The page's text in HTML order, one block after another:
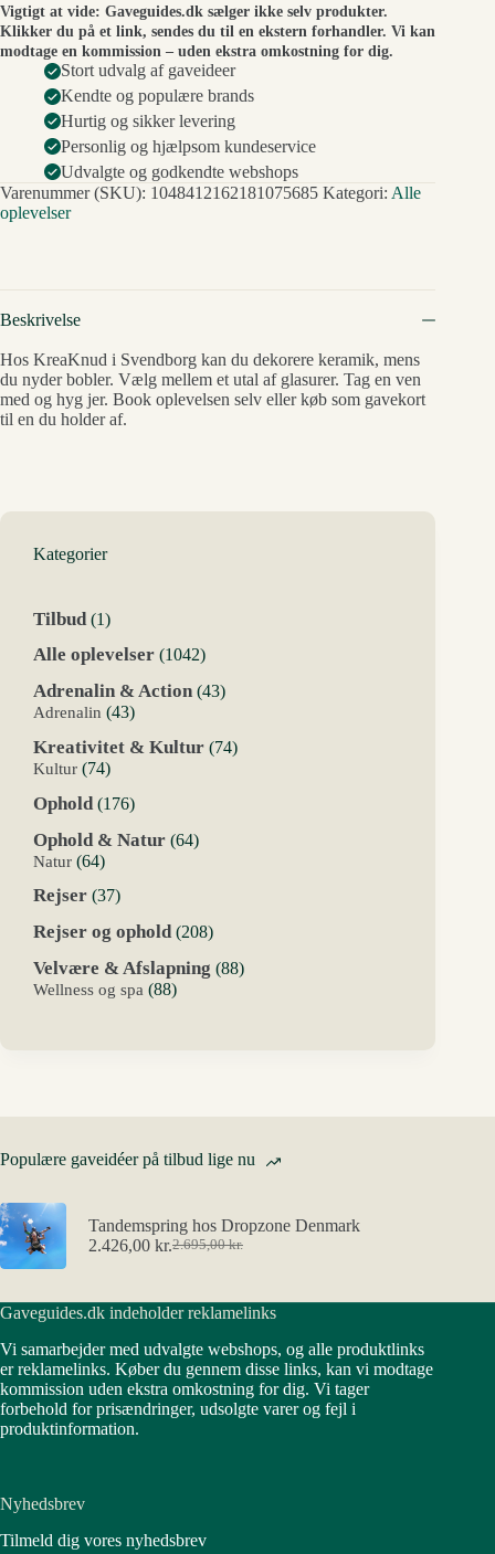
Vigtigt at vide: Gaveguides.dk sælger ikke selv produkter.
Klikker du på et link, sendes du til en ekstern forhandler. Vi kan
modtage en kommission – uden ekstra omkostning for dig.
Stort udvalg af gaveideer
Kendte og populære brands
Hurtig og sikker levering
Personlig og hjælpsom kundeservice
Udvalgte og godkendte webshops
Varenummer (SKU): 1048412162181075685 Kategori: Alle
oplevelser
Beskrivelse
Hos KreaKnud i Svendborg kan du dekorere keramik, mens
du nyder bobler. Vælg mellem et utal af glasurer. Tag en ven
med og hyg jer. Book oplevelsen selv eller køb som gavekort
til en du holder af.
Kategorier
Tilbud 11
Alle oplevelser 10421042
Adrenalin & Action 4343
Adrenalin 4343
Kreativitet & Kultur 7474
Kultur 7474
Ophold 176176
Ophold & Natur 6464
Natur 6464
Rejser 3737
Rejser og ophold 208208
Velvære & Afslapning 8888
Wellness og spa 8888
Populære gaveidéer på tilbud lige nu
Tandemspring hos Dropzone Denmark
2.695,00kr.
Den
var:
2.426,00 kr.Den
er:
Gaveguides.dk indeholder reklamelinks
Vi samarbejder med udvalgte webshops, og alle produktlinks
er reklamelinks. Køber du gennem disse links, kan vi modtage
kommission uden ekstra omkostning for dig. Vi tager
forbehold for prisændringer, udsolgte varer og fejl i
produktinformation.
Nyhedsbrev
Tilmeld dig vores nyhedsbrev